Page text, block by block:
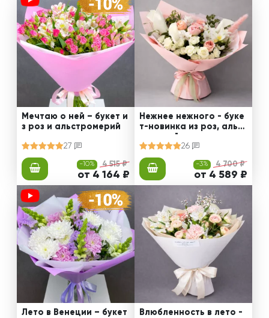
Мечтаю о ней – букет и
з роз и альстромерий
27
-10% 4 515 ₽
от 4 164 ₽
Нежнее нежного - буке
т-новинка из роз, альст
ромерий и калл
26
-3% 4 700 ₽
от 4 589 ₽
Лето в Венеции – букет
Влюбленность в лето -